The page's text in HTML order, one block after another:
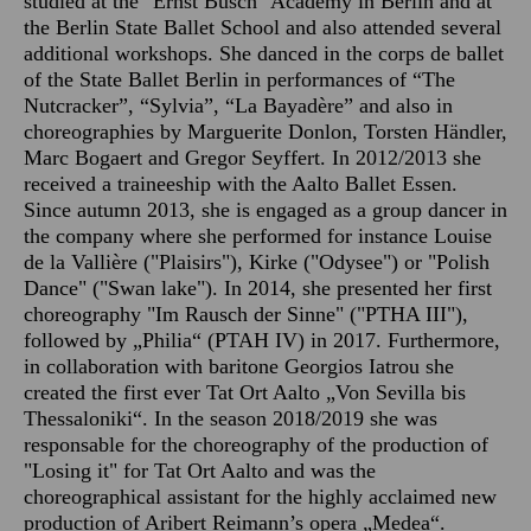
the Berlin State Ballet School and also attended several
additional workshops. She danced in the corps de ballet
of the State Ballet Berlin in performances of “The
Nutcracker”, “Sylvia”, “La Bayadère” and also in
choreographies by Marguerite Donlon, Torsten Händler,
Marc Bogaert and Gregor Seyffert. In 2012/2013 she
received a traineeship with the Aalto Ballet Essen.
Since autumn 2013, she is engaged as a group dancer in
the company where she performed for instance Louise
de la Vallière ("Plaisirs"), Kirke ("Odysee") or "Polish
Dance" ("Swan lake"). In 2014, she presented her first
choreography "Im Rausch der Sinne" ("PTHA III"),
followed by „Philia“ (PTAH IV) in 2017. Furthermore,
in collaboration with baritone Georgios Iatrou she
created the first ever Tat Ort Aalto „Von Sevilla bis
Thessaloniki“. In the season 2018/2019 she was
responsable for the choreography of the production of
"Losing it" for Tat Ort Aalto and was the
choreographical assistant for the highly acclaimed new
production of Aribert Reimann’s opera „Medea“.